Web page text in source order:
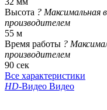
Высота ? Максимальная
производителем
55 м
Время работы ?
производителем
90 сек
Все характеристики
HD-Видео Видео